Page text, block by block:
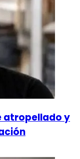
atropellado y